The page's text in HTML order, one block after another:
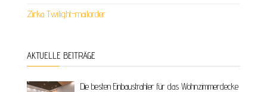
Zirka Twilight-mailorder
AKTUELLE BEITRÄGE
Die besten Einbaustrahler für das Wohnzimmerdecke